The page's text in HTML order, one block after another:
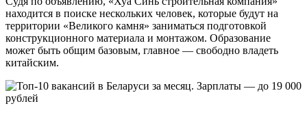
находится в поиске нескольких человек, которые будут на
территории «Великого камня» заниматься подготовкой
конструкционного материала и монтажом. Образование
может быть общим базовым, главное — свободно владеть
китайским.